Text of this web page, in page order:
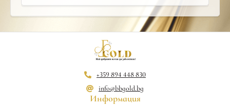
+359 894 448 830
info@bbgold.bg
Информация